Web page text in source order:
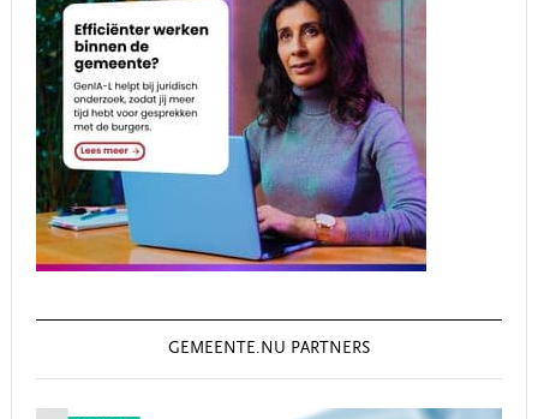
GEMEENTE.NU PARTNERS